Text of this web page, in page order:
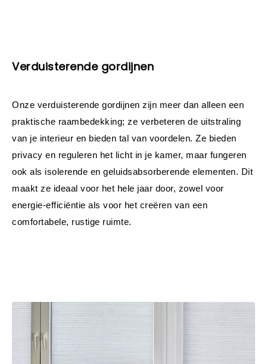
Verduisterende gordijnen
Onze verduisterende gordijnen zijn meer dan alleen een
praktische raambedekking; ze verbeteren de uitstraling
van je interieur en bieden tal van voordelen. Ze bieden
privacy en reguleren het licht in je kamer, maar fungeren
ook als isolerende en geluidsabsorberende elementen. Dit
maakt ze ideaal voor het hele jaar door, zowel voor
energie-efficiëntie als voor het creëren van een
comfortabele, rustige ruimte.